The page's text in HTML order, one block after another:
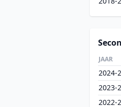
JAAR
2024-
2023-
2022-